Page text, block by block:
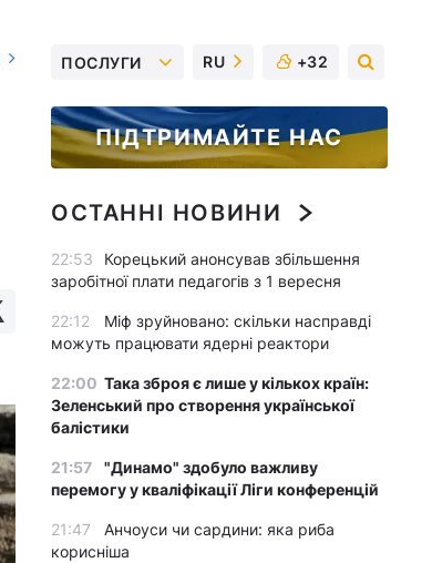
ПОСЛУГИ RU +32
ПІДТРИМАЙТЕ НАС
ОСТАННІ НОВИНИ
22:53
Корецький анонсував збільшення
заробітної плати педагогів з 1 вересня
22:12
Міф зруйновано: скільки насправді
можуть працювати ядерні реактори
22:00 Така зброя є лише у кількох країн:
Зеленський про створення української
балістики
21:57
"Динамо" здобуло важливу
перемогу у кваліфікації Ліги конференцій
21:47
Анчоуси чи сардини: яка риба
корисніша